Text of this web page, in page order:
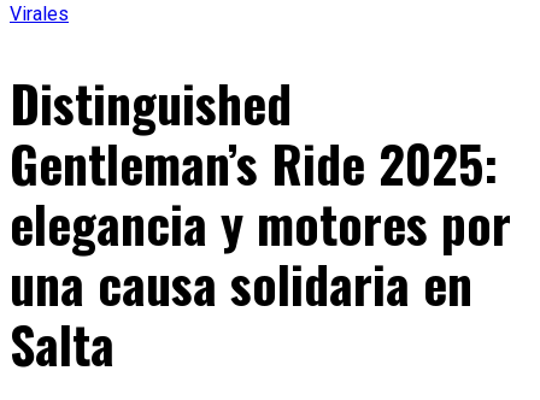
Virales
Distinguished
Gentleman’s Ride 2025:
elegancia y motores por
una causa solidaria en
Salta